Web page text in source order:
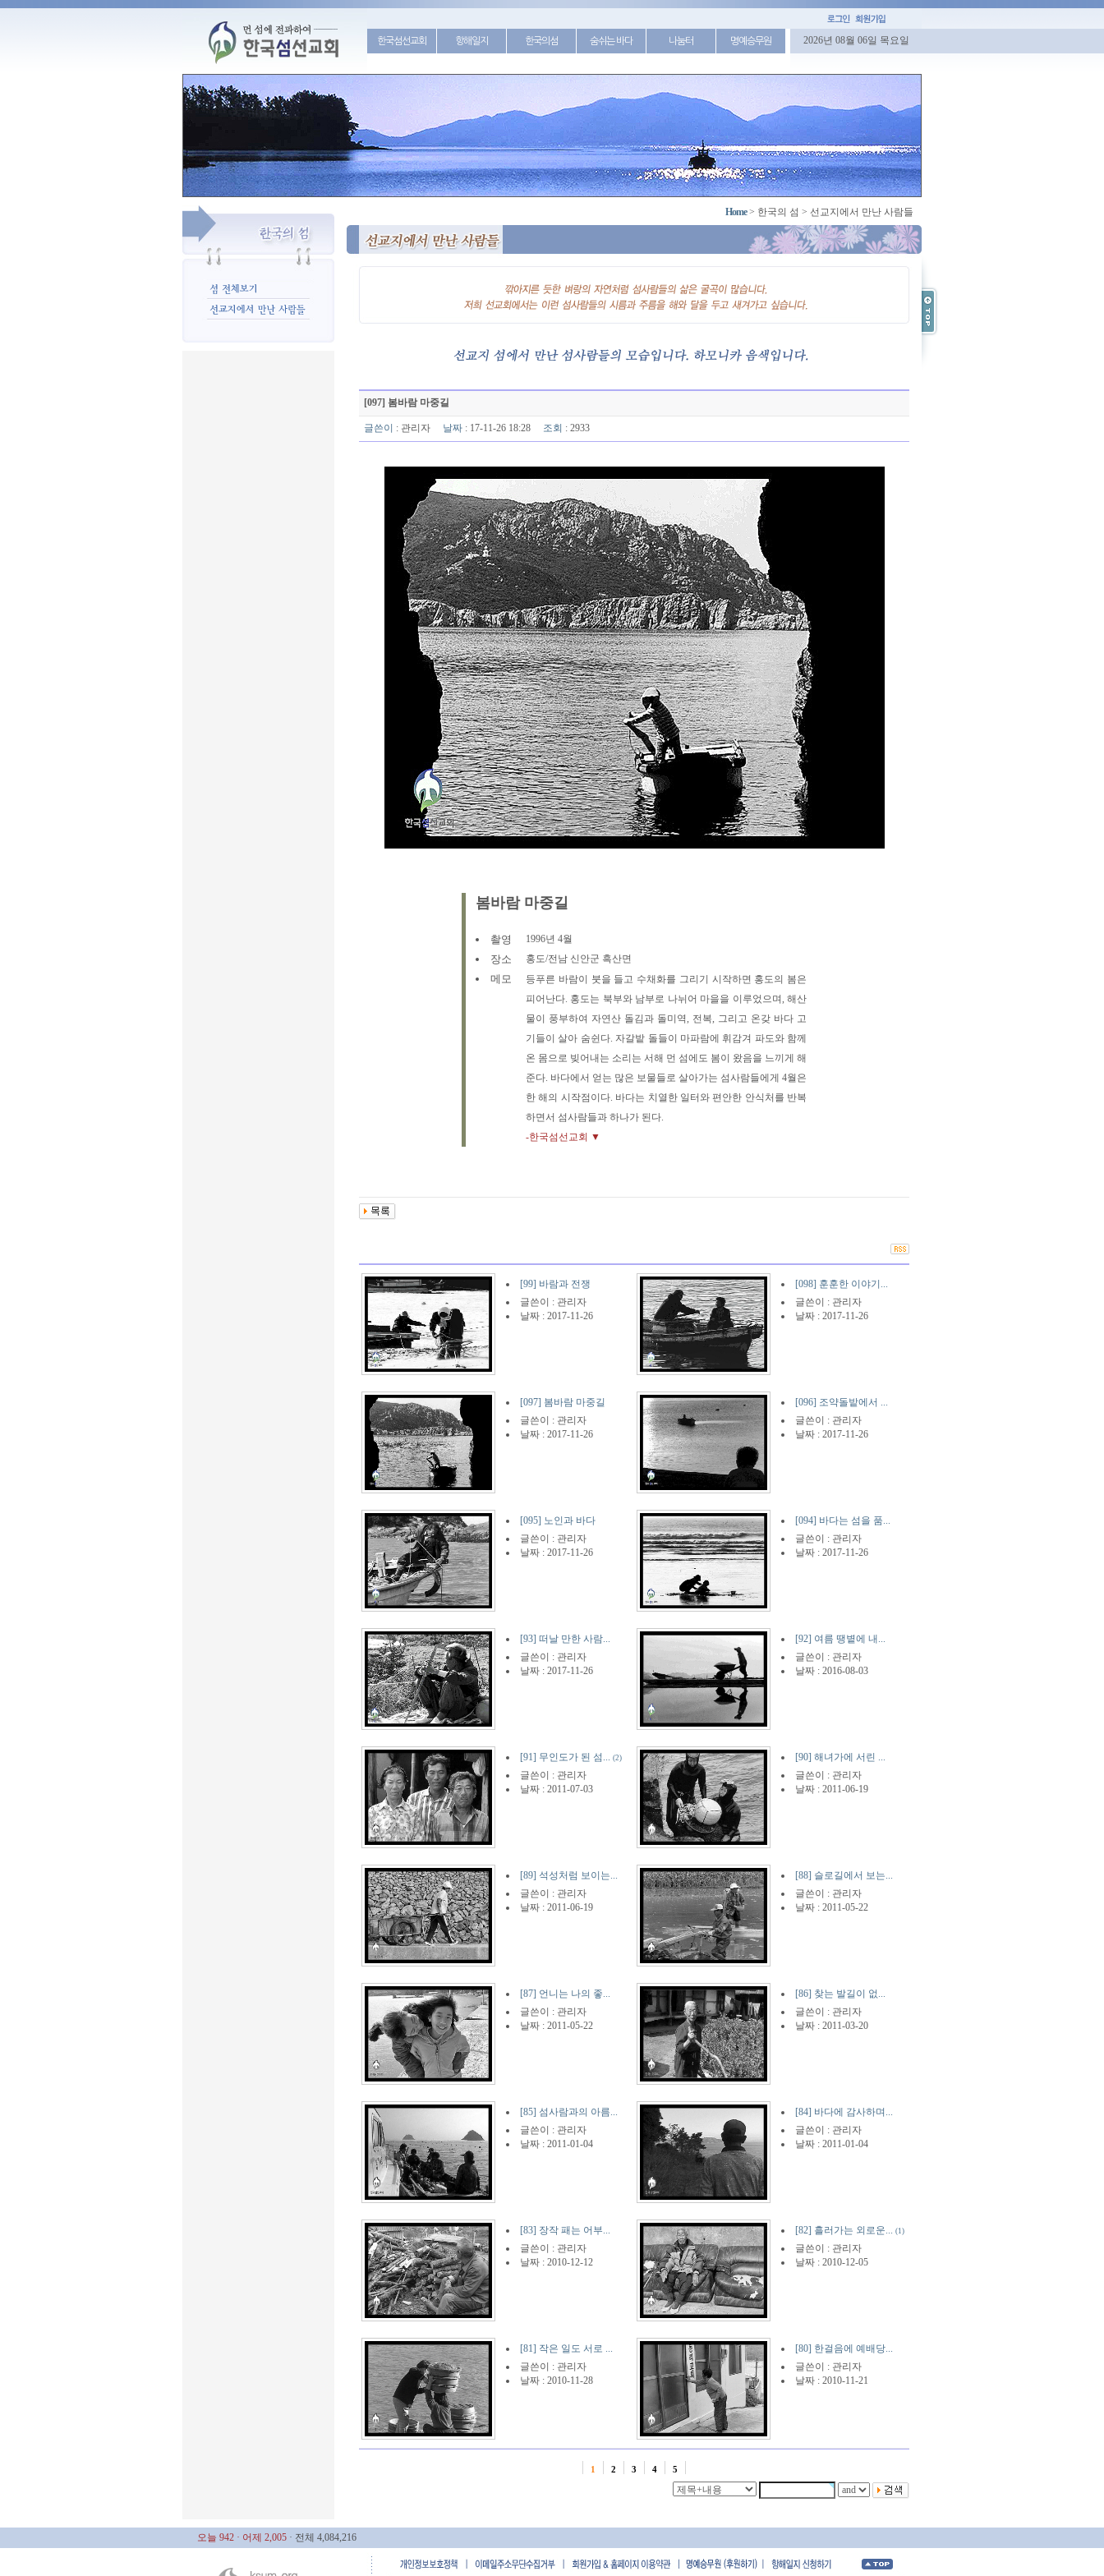
한국섬선교회 항해일지 한국의섬 숨쉬는 바다 나눔터 명예승무원 2026년 08월 06일 목요일
Home> 한국의 섬 > 선교지에서 만난 사람들
[097] 봄바람 마중길
글쓴이 : 관리자 날짜 : 17-11-26 18:28 조회 : 2933
봄바람 마중길
촬영 1996년 4월
장소 홍도/전남 신안군 흑산면
메모
등푸른 바람이 붓을 들고 수채화를 그리기 시작하면 홍도의 봄은
피어난다. 홍도는 북부와 남부로 나뉘어 마을을 이루었으며, 해산
물이 풍부하여 자연산 돌김과 돌미역, 전복, 그리고 온갖 바다 고
기들이 살아 숨쉰다. 자갈밭 돌들이 마파람에 휘감겨 파도와 함께
온 몸으로 빚어내는 소리는 서해 먼 섬에도 봄이 왔음을 느끼게 해
준다. 바다에서 얻는 많은 보물들로 살아가는 섬사람들에게 4월은
한 해의 시작점이다. 바다는 치열한 일터와 편안한 안식처를 반복
하면서 섬사람들과 하나가 된다.
-한국섬선교회 ▼
[99] 바람과 전쟁
글쓴이 : 관리자
날짜 : 2017-11-26
[098] 훈훈한 이야기...
글쓴이 : 관리자
날짜 : 2017-11-26
[097] 봄바람 마중길
글쓴이 : 관리자
날짜 : 2017-11-26
[096] 조약돌밭에서 ...
글쓴이 : 관리자
날짜 : 2017-11-26
[095] 노인과 바다
글쓴이 : 관리자
날짜 : 2017-11-26
[094] 바다는 섬을 품...
글쓴이 : 관리자
날짜 : 2017-11-26
[93] 떠날 만한 사람...
글쓴이 : 관리자
날짜 : 2017-11-26
[92] 여름 땡볕에 내...
글쓴이 : 관리자
날짜 : 2016-08-03
[91] 무인도가 된 섬... (2)
글쓴이 : 관리자
날짜 : 2011-07-03
[90] 해녀가에 서린 ...
글쓴이 : 관리자
날짜 : 2011-06-19
[89] 석성처럼 보이는...
글쓴이 : 관리자
날짜 : 2011-06-19
[88] 슬로길에서 보는...
글쓴이 : 관리자
날짜 : 2011-05-22
[87] 언니는 나의 좋...
글쓴이 : 관리자
날짜 : 2011-05-22
[86] 찾는 발길이 없...
글쓴이 : 관리자
날짜 : 2011-03-20
[85] 섬사람과의 아름...
글쓴이 : 관리자
날짜 : 2011-01-04
[84] 바다에 감사하며...
글쓴이 : 관리자
날짜 : 2011-01-04
[83] 장작 패는 어부...
글쓴이 : 관리자
날짜 : 2010-12-12
[82] 흘러가는 외로운... (1)
글쓴이 : 관리자
날짜 : 2010-12-05
[81] 작은 일도 서로 ...
글쓴이 : 관리자
날짜 : 2010-11-28
[80] 한걸음에 예배당...
글쓴이 : 관리자
날짜 : 2010-11-21
1 2 3 4 5
오늘 942 · 어제 2,005 · 전체 4,084,216